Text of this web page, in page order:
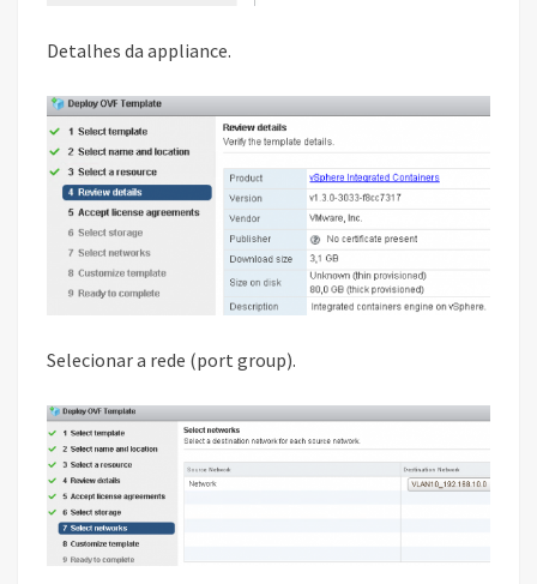
Detalhes da appliance.
Selecionar a rede (port group).